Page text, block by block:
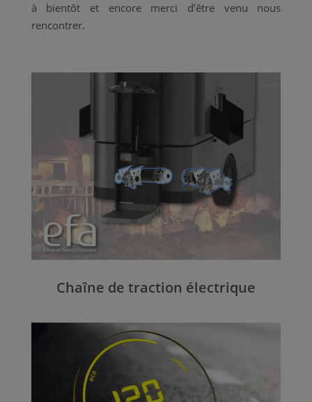
à bientôt et encore merci d’être venu nous
rencontrer.
Chaîne de traction électrique